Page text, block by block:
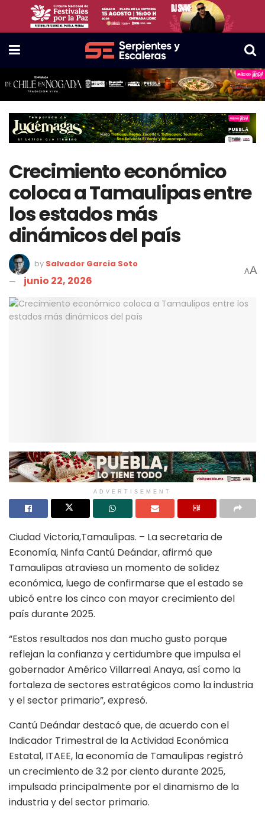
Crecimiento económico
coloca a Tamaulipas entre
los estados más
dinámicos del país
by Salvador Garcia Soto
junio 22, 2026
AA
ADVERTISEMENT
Ciudad Victoria,Tamaulipas. – La secretaria de
Economía, Ninfa Cantú Deándar, afirmó que
Tamaulipas atraviesa un momento de solidez
económica, luego de confirmarse que el estado se
ubicó entre los cinco con mayor crecimiento del
país durante 2025.
“Estos resultados nos dan mucho gusto porque
reflejan la confianza y certidumbre que impulsa el
gobernador Américo Villarreal Anaya, así como la
fortaleza de sectores estratégicos como la industria
y el sector primario”, expresó.
Cantú Deándar destacó que, de acuerdo con el
Indicador Trimestral de la Actividad Económica
Estatal, ITAEE, la economía de Tamaulipas registró
un crecimiento de 3.2 por ciento durante 2025,
impulsada principalmente por el dinamismo de la
industria y del sector primario.